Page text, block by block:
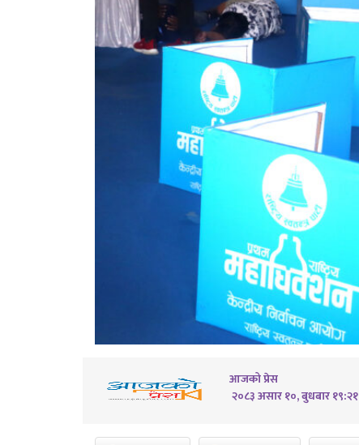
आजको प्रेस
२०८३ असार १०, बुधबार १९:२१